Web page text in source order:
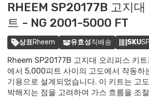
RHEEM SP20177B 고지대
트 - NG 2001-5000 FT
상표Rheem 유효성직배송 SKU
Rheem SP20177B 고지대 오리피스 키
에서 5,000피트 사이의 고도에서 작동하
기용으로 설계되었습니다. 이 키트는 고
박해지는 점을 고려하여 가스 흐름을 조